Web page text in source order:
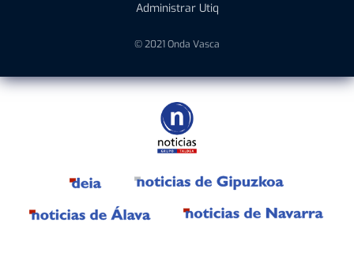
Administrar Utiq
© 2021 Onda Vasca